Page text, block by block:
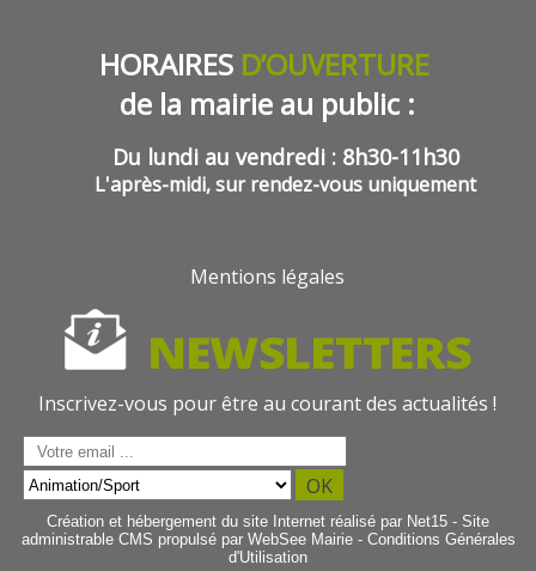
HORAIRES D’OUVERTURE
de la mairie au public :
Du lundi au vendredi : 8h30-11h30
L'après-midi, sur rendez-vous uniquement
Mentions légales
Inscrivez-vous pour être au courant des actualités !
votre
email
(obligatoire)
OK
Création et hébergement du site Internet réalisé par Net15 - Site
administrable CMS propulsé par WebSee Mairie- Conditions Générales
d'Utilisation